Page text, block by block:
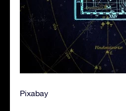
Pixabay